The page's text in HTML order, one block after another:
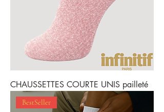
CHAUSSETTES COURTE UNIS pailleté
BestSeller